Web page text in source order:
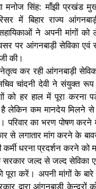
मनोज सिंह: माँझी प्रखंड
में बिहार राज्य
ने अपनी मांगों
पर आंगनबाड़ी सेविका एवं
की।
कर रही आंगनबाड़ी
चांदनी देवी ने संयुक्त
को हर हाल में पूरा करना
लेकिन कम मानदेय मिलने से
परिवार का भरण पोषण
से लगातार मांग करने के
धरना प्रदर्शन करने को
जल्द से जल्द सेविका एवं
पूरा करें। अपनी मांगों के
द्वारा आंगनबाड़ी केन्द्रों